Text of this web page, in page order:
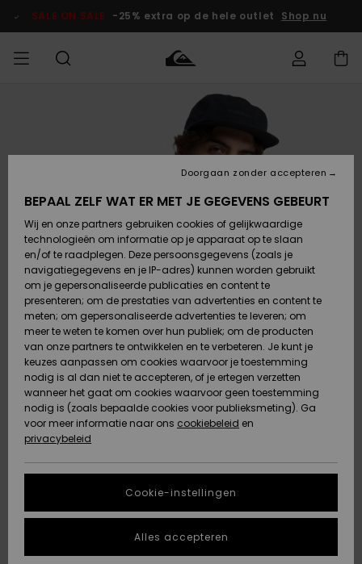
Productinformatie
SALE ON SALE -25% extra op de hele outlet Shop nu
Kleding
Accessoires
Schoenen &
Slippers
Surf /
Water
Snow
Nieuw
Highlights
JONGENS
Kleding
Accessoires
Schoenen &
Slippers
Surf /
Water
Sneeuw
Nieuw
Highlights
DAMES
Highlights
Snow
SURF
Heren Surf
Surf Shop
Highlights
Community
SNOW
Heren Snow
Snow Shop
Dames
Snow Shop
Highlights
Gemeenschap
SALE ON
SALE
OUTLET
Kinderen
VROUW
OUTLET
Regio- En
Taalinstellingen
Nederlands
Toegang tot
mijn bestelling
Retouren
Betaling
Giftcard
Quiksilver
Freedom
Gegevensbescherming
gesprek om het
snelste
vraag te
krijgen.
DUURZAAMHEID
STORE LOCATOR
BEPAAL ZELF WAT ER MET JE GEGEVENS GEBEURT
Wij en onze partners gebruiken cookies of gelijkwaardige
technologieën om informatie op je apparaat op te slaan
en/of te raadplegen. Deze persoonsgegevens (zoals je
navigatiegegevens en je IP-adres) kunnen worden gebruikt
om je gepersonaliseerde publicaties en content te
presenteren; om de prestaties van advertenties en content te
meten; om gepersonaliseerde advertenties te leveren; om
meer te weten te komen over hun publiek; om de producten
van onze partners te ontwikkelen en te verbeteren. Je kunt je
keuzes aanpassen om cookies waarvoor je toestemming
nodig is al dan niet te accepteren, of je ertegen verzetten
wanneer het gaat om cookies waarvoor geen toestemming
nodig is (zoals bepaalde cookies voor publieksmeting). Ga
voor meer informatie naar ons cookiebeleid en
privacybeleid
Cookie-instellingen
Doorgaan zonder accepteren
Alles accepteren